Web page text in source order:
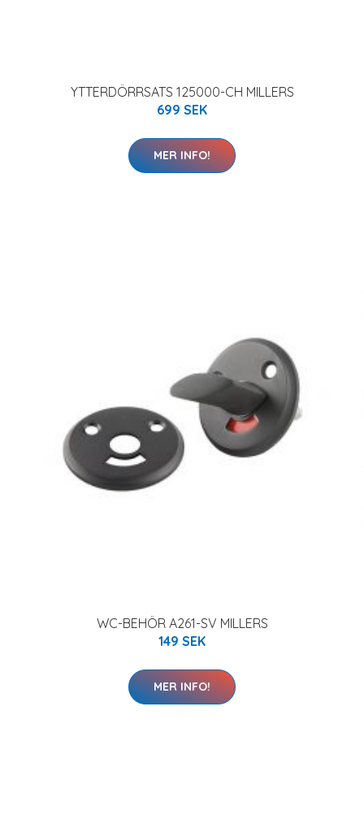
YTTERDÖRRSATS 125000-CH MILLERS
699 SEK
MER INFO!
WC-BEHÖR A261-SV MILLERS
149 SEK
MER INFO!